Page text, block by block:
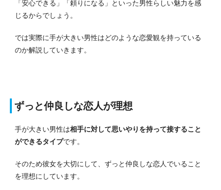
「安心できる」「頼りになる」といった男性らしい魅力を感
じるからでしょう。
では実際に手が大きい男性はどのような恋愛観を持っている
のか解説していきます。
ずっと仲良しな恋人が理想
手が大きい男性は相手に対して思いやりを持って接すること
ができるタイプです。
そのため彼女を大切にして、ずっと仲良しな恋人でいること
を理想にしています。